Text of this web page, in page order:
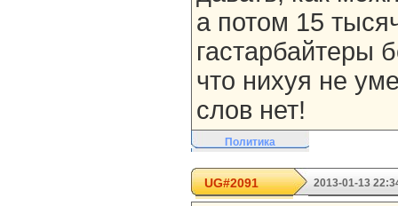
а потом 15
гастарбайтеры
что нихуя не
слов нет!
Политика
UG#2091 2013-01-13